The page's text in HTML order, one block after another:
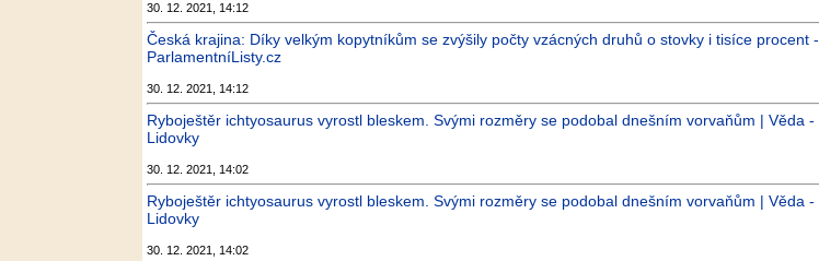
30. 12. 2021, 14:12
Česká krajina: Díky velkým kopytníkům se zvýšily počty vzácných druhů o stovky i tisíce procent -
ParlamentníListy.cz
30. 12. 2021, 14:12
Ryboještěr ichtyosaurus vyrostl bleskem. Svými rozměry se podobal dnešním vorvaňům | Věda -
Lidovky
30. 12. 2021, 14:02
Ryboještěr ichtyosaurus vyrostl bleskem. Svými rozměry se podobal dnešním vorvaňům | Věda -
Lidovky
30. 12. 2021, 14:02